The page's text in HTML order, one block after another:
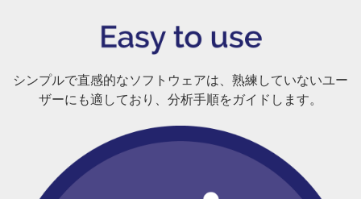
シンプルで直感的なソフトウェアは、熟練していないユー
ザーにも適しており、分析手順をガイドします。